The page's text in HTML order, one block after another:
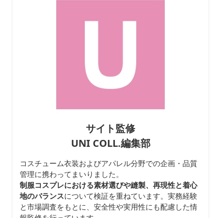
サイト監修
UNI COLL.編集部
コスチューム衣装およびアパレル分野での企画・品質
管理に携わってまいりました。
制服コスプレにおける素材選びや縫製、再現性と着心
地のバランスについて検証を重ねています。実務経験
と市場調査をもとに、安全性や実用性にも配慮した情